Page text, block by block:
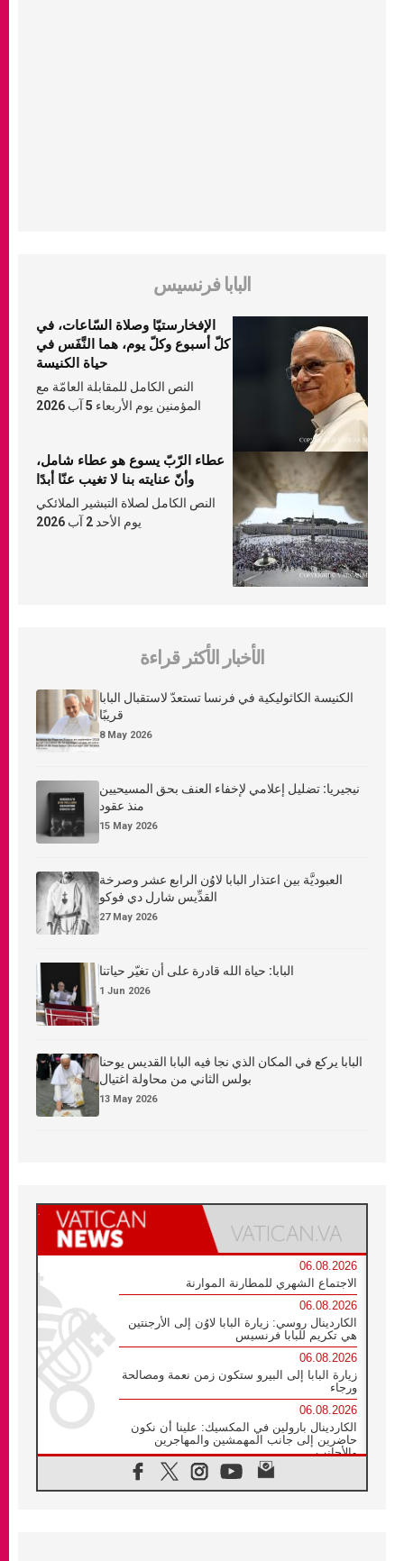
البابا فرنسيس
الإفخارستيّا وصلاة السّاعات، في
كلّ أسبوع وكلّ يوم، هما النَّفَس في
حياة الكنيسة
النص الكامل للمقابلة العامّة مع
المؤمنين يوم الأربعاء 5 آب 2026
عطاء الرّبّ يسوع هو عطاء شامل،
وأنّ عنايته بنا لا تغيب عنّا أبدًا
النص الكامل لصلاة التبشير الملائكي
يوم الأحد 2 آب 2026
الأخبار الأكثر قراءة
الكنيسة الكاثوليكية في فرنسا تستعدّ لاستقبال البابا
قريبًا
8 May 2026
نيجيريا: تضليل إعلامي لإخفاء العنف بحق المسيحيين
منذ عقود
15 May 2026
العبوديَّة بين اعتذار البابا لاوُن الرابع عشر وصرخة
القدِّيس شارل دي فوكو
27 May 2026
البابا: حياة الله قادرة على أن تغيّر حياتنا
1 Jun 2026
البابا يركع في المكان الذي نجا فيه البابا القديس يوحنا
بولس الثاني من محاولة اغتيال
13 May 2026
06.08.2026
الاجتماع الشهري للمطارنة الموارنة
06.08.2026
الكاردينال روسي: زيارة البابا لاوُن إلى الأرجنتين
هي تكريم للبابا فرنسيس
06.08.2026
زيارة البابا إلى البيرو ستكون زمن نعمة ومصالحة
ورجاء
06.08.2026
الكاردينال بارولين في المكسيك: علينا أن نكون
حاضرين إلى جانب المهمشين والمهاجرين
والأجانب
البابا لاوُن الرابع عشر للشباب في أسيزي: